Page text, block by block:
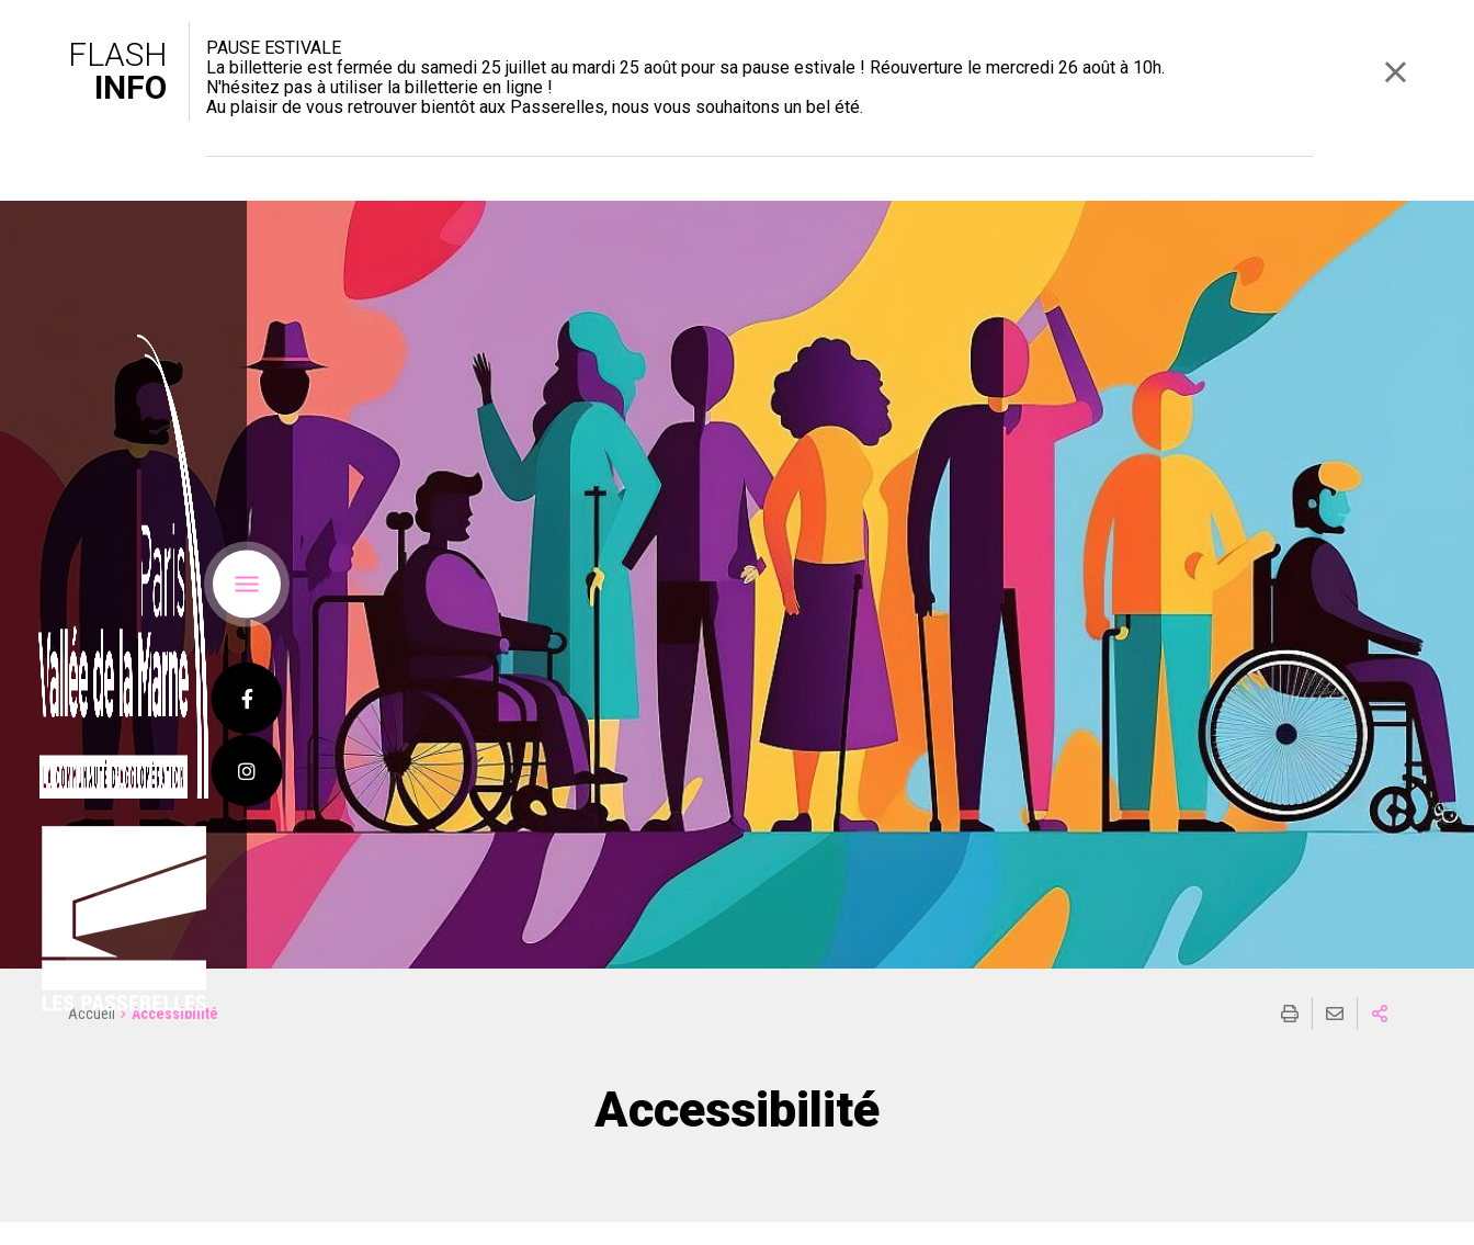
FLASH
INFO
PAUSE ESTIVALE
La billetterie est fermée du samedi 25 juillet au mardi 25 août pour sa pause estivale ! Réouverture le mercredi 26 août à 10h.
N'hésitez pas à utiliser la billetterie en ligne !
Au plaisir de vous retrouver bientôt aux Passerelles, nous vous souhaitons un bel été.
Accueil Accessibilité
Accessibilité